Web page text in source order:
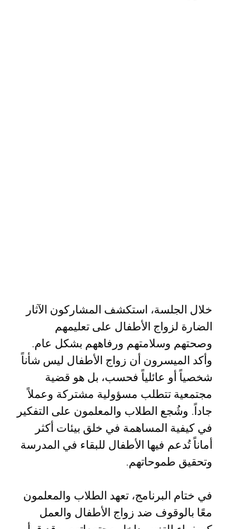
خلال الجلسة، استكشف المشاركون الآثار
الضارة لزواج الأطفال على تعليمهم
وصحتهم وسلامتهم ورفاههم بشكل عام.
وأكد الميسرون أن زواج الأطفال ليس شأناً
شخصياً أو عائلياً فحسب، بل هو قضية
مجتمعية تتطلب مسؤولية مشتركة وعملاً
جاداً. وشُجع الطلاب والمعلمون على التفكير
في كيفية المساهمة في خلق بيئات أكثر
أماناً تُدعم فيها الأطفال للبقاء في المدرسة
وتحقيق طموحاتهم.
في ختام البرنامج، تعهد الطلاب والمعلمون
معًا بالوقوف ضد زواج الأطفال والعمل